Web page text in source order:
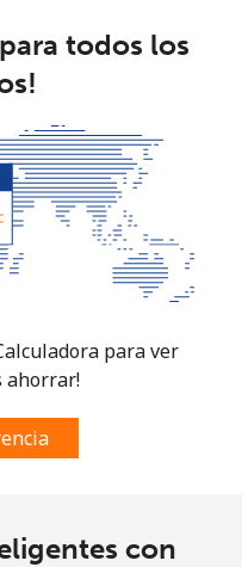
todos los
para ver
ahorrar!
con